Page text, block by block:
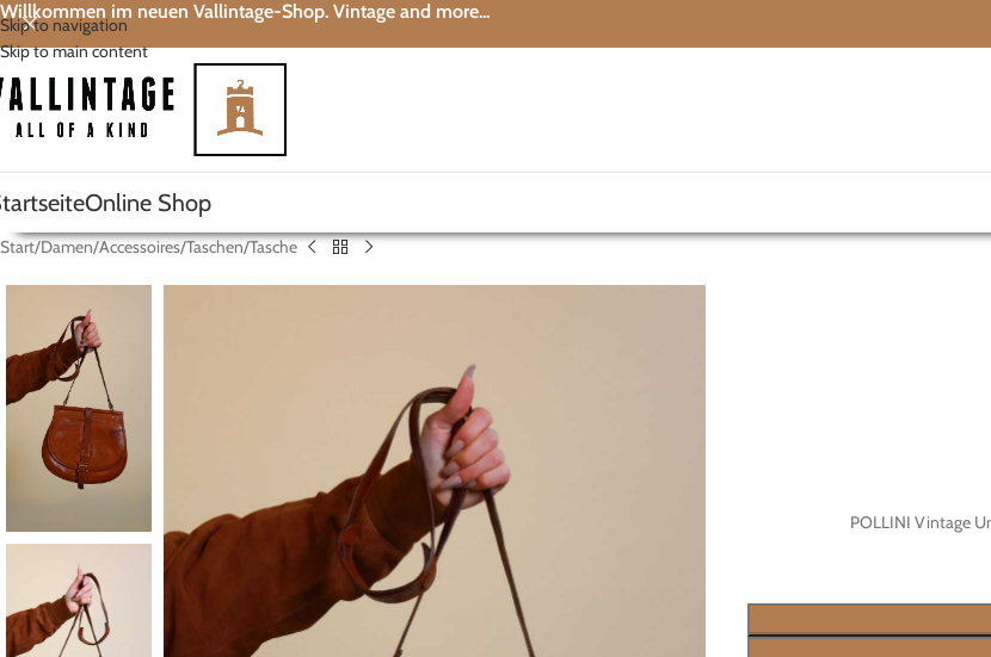
Skip to navigation
Skip to main content
Willkommen im neuen Vallintage-Shop. Vintage and more...
Online Shop
Start Damen Accessoires Taschen Tasche
POLLINI Vintage